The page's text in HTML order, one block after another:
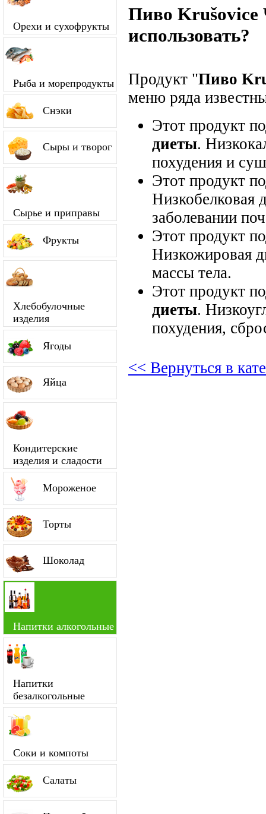
Орехи и сухофрукты
Рыба и морепродукты
Снэки
Сыры и творог
Сырье и приправы
Фрукты
Хлебобулочные
изделия
Ягоды
Яйца
Кондитерские
изделия и сладости
Мороженое
Торты
Шоколад
Напитки алкогольные
Напитки
безалкогольные
Соки и компоты
Салаты
Пиво Krušovice
использовать?
Продукт "Пиво
меню ряда
Этот продукт
диеты.
похудения и
Этот продукт
Низкобелковая
заболевании
Этот продукт
Низкожировая
массы тела.
Этот продукт
диеты.
похудения,
<< Вернуться в